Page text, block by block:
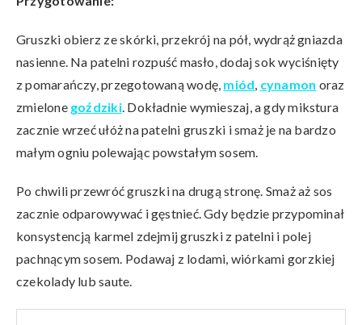
Gruszki obierz ze skórki, przekrój na pół, wydrąż gniazda
nasienne. Na patelni rozpuść masło, dodaj sok wyciśnięty
z pomarańczy, przegotowaną wodę, miód, cynamon oraz
zmielone goździki. Dokładnie wymieszaj, a gdy mikstura
zacznie wrzeć ułóż na patelni gruszki i smaż je na bardzo
małym ogniu polewając powstałym sosem.
Po chwili przewróć gruszki na drugą stronę. Smaż aż sos
zacznie odparowywać i gęstnieć. Gdy będzie przypominał
konsystencją karmel zdejmij gruszki z patelni i polej
pachnącym sosem. Podawaj z lodami, wiórkami gorzkiej
czekolady lub saute.